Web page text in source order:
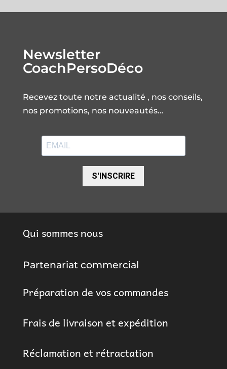
Newsletter
CoachPersoDéco
Recevez toute notre actualité , nos conseils,
nos promotions, nos nouveautés…
S'INSCRIRE
Qui sommes nous
Partenariat commercial
Préparation de vos commandes
Frais de livraison et expédition
Réclamation et rétractation